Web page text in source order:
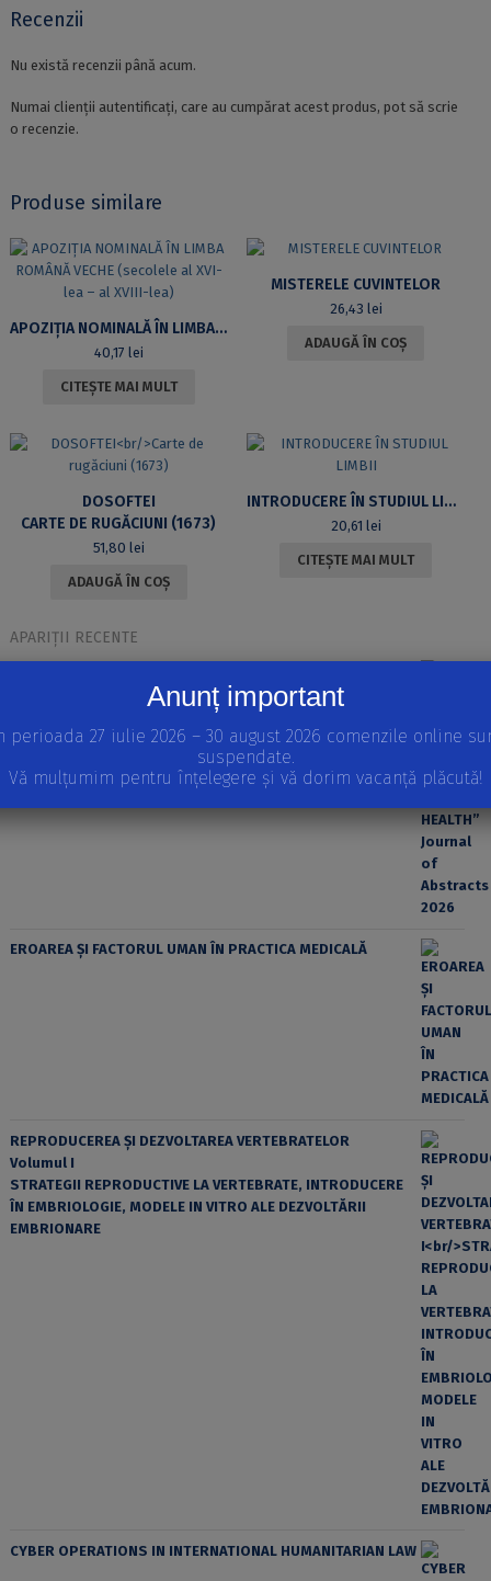
Recenzii
Nu există recenzii până acum.
Numai clienții autentificați, care au cumpărat acest produs, pot să scrie
o recenzie.
Produse similare
APOZIŢIA NOMINALĂ ÎN LIMBA ROMÂNĂ VECHE (SECOLELE AL XVI-LEA – AL XVIII-LEA)
40,17 lei
CITEȘTE MAI MULT
MISTERELE CUVINTELOR
26,43 lei
ADAUGĂ ÎN COȘ
DOSOFTEI
CARTE DE RUGĂCIUNI (1673)
51,80 lei
ADAUGĂ ÎN COȘ
INTRODUCERE ÎN STUDIUL LIMBII
20,61 lei
CITEȘTE MAI MULT
APARIȚII RECENTE
SPORT AND HEALTH” Journal of Abstracts 2026
EROAREA ȘI FACTORUL UMAN ÎN PRACTICA MEDICALĂ
REPRODUCEREA ȘI DEZVOLTAREA VERTEBRATELOR
Volumul I
STRATEGII REPRODUCTIVE LA VERTEBRATE, INTRODUCERE
ÎN EMBRIOLOGIE, MODELE IN VITRO ALE DEZVOLTĂRII
EMBRIONARE
CYBER OPERATIONS IN INTERNATIONAL HUMANITARIAN LAW
Anunț important
perioada 27 iulie 2026 – 30 august 2026 comenzile online
suspendate.
Vă mulțumim pentru înțelegere și vă dorim vacanță plăcută!